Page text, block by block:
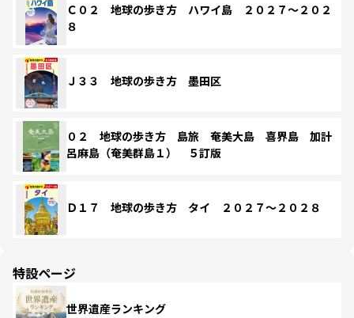
Ｃ０２ 地球の歩き方 ハワイ島 ２０２７～２０２
８
Ｊ３３ 地球の歩き方 墨田区
０２ 地球の歩き方 島旅 奄美大島 喜界島 加計
呂麻島（奄美群島１） ５訂版
Ｄ１７ 地球の歩き方 タイ ２０２７～２０２８
特設ページ
世界遺産ランキング